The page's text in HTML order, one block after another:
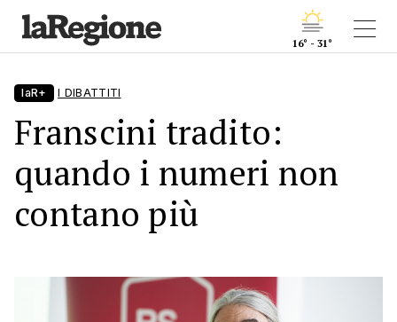
16° - 31°
laR+ I DIBATTITI
Franscini tradito:
quando i numeri non
contano più